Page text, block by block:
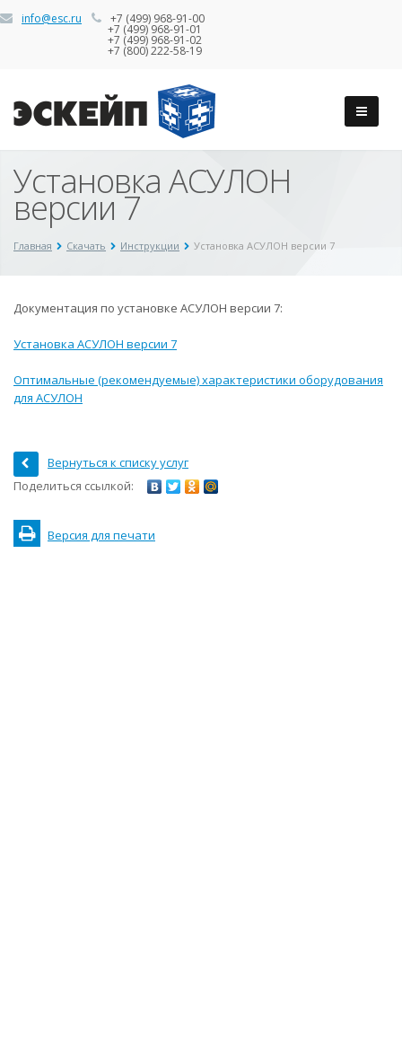
info@esc.ru +7 (499) 968-91-00
+7 (499) 968-91-01
+7 (499) 968-91-02
+7 (800) 222-58-19
Установка АСУЛОН
версии 7
Главная Скачать Инструкции Установка АСУЛОН версии 7
Документация по установке АСУЛОН версии 7:
Установка АСУЛОН версии 7
Оптимальные (рекомендуемые) характеристики оборудования
для АСУЛОН
Вернуться к списку услуг
Поделиться ссылкой:
Версия для печати